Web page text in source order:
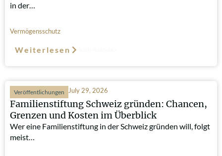
in der…
Vermögensschutz
Weiterlesen
Veröffentlichungen July 29, 2026
Familienstiftung Schweiz gründen: Chancen,
Grenzen und Kosten im Überblick
Wer eine Familienstiftung in der Schweiz gründen will, folgt
meist…